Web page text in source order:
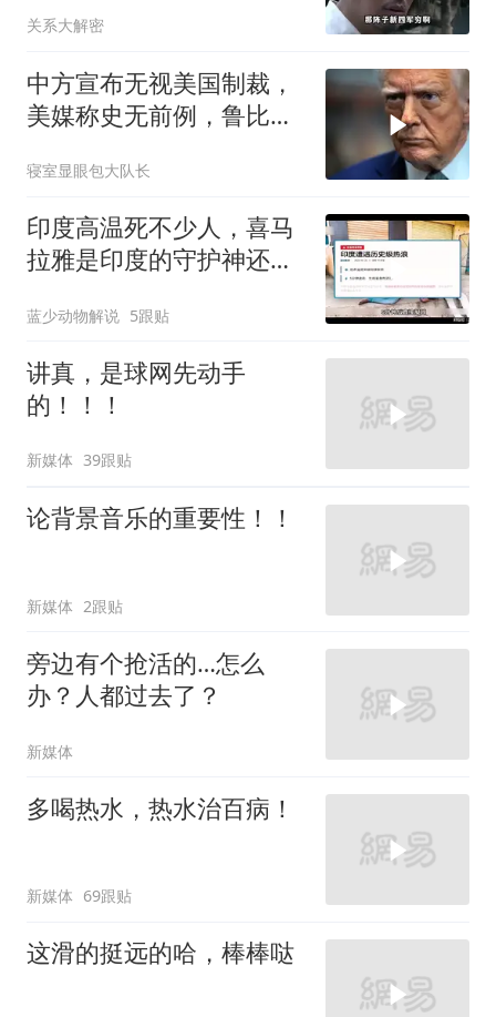
关系大解密
中方宣布无视美国制裁，
美媒称史无前例，鲁比
寝室显眼包大队长
印度高温死不少人，喜马
拉雅是印度的守护神还是
蓝少动物解说 5跟贴
讲真，是球网先动手
的！！！
新媒体 39跟贴
论背景音乐的重要性！！
新媒体 2跟贴
旁边有个抢活的…怎么
办？人都过去了？
新媒体
多喝热水，热水治百病！
新媒体 69跟贴
这滑的挺远的哈，棒棒哒